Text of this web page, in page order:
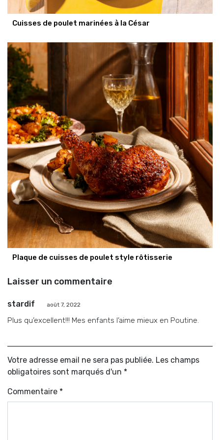
Cuisses de poulet marinées à la César
Plaque de cuisses de poulet style rôtisserie
Laisser un commentaire
stardif août 7, 2022
Plus qu’excellent!!! Mes enfants l’aime mieux en Poutine.
Votre adresse email ne sera pas publiée. Les champs
obligatoires sont marqués d'un *
Commentaire *